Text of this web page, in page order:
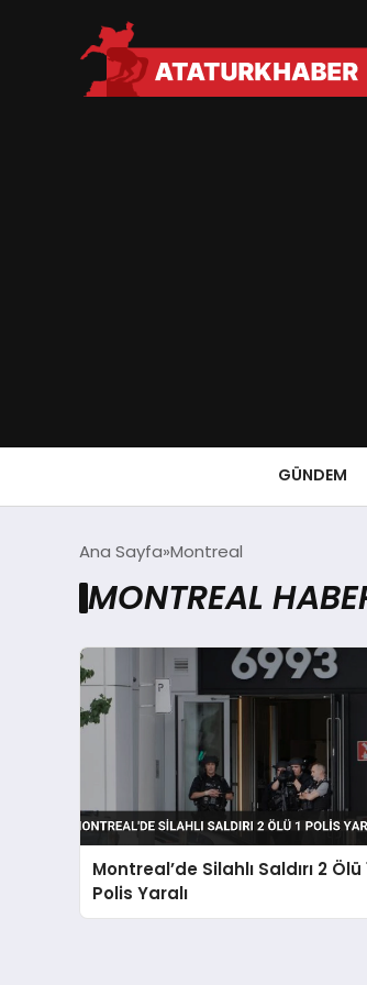
GÜNDEM
Ana Sayfa Montreal
MONTREAL
Montreal’de Silahlı Saldırı 2 Ölü
Polis Yaralı